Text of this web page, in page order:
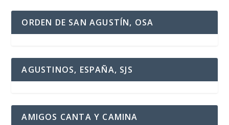
ORDEN DE SAN AGUSTÍN, OSA
AGUSTINOS, ESPAÑA, SJS
AMIGOS CANTA Y CAMINA